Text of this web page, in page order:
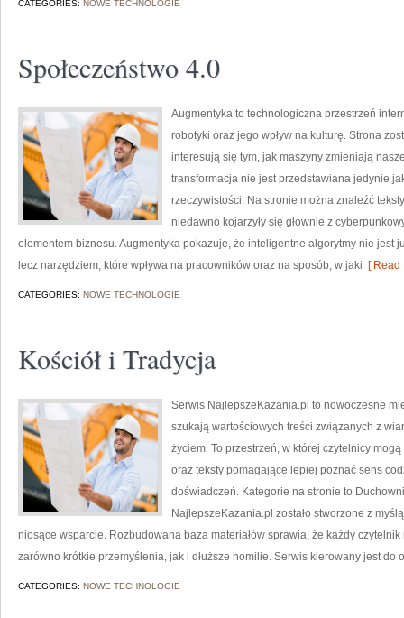
CATEGORIES: NOWE TECHNOLOGIE
Społeczeństwo 4.0
Augmentyka to technologiczna przestrzeń
robotyki oraz jego wpływ na kulturę. Strona
interesują się tym, jak maszyny zmieniają
transformacja nie jest przedstawiana jedynie
rzeczywistości. Na stronie można znaleźć
niedawno kojarzyły się głównie z
elementem biznesu. Augmentyka pokazuje, że inteligentne algorytmy nie jest
lecz narzędziem, które wpływa na pracowników oraz na sposób, w jaki [ Read
CATEGORIES: NOWE TECHNOLOGIE
Kościół i Tradycja
Serwis NajlepszeKazania.pl to nowoczesne
szukają wartościowych treści związanych z
życiem. To przestrzeń, w której czytelnicy
oraz teksty pomagające lepiej poznać sens
doświadczeń. Kategorie na stronie to
NajlepszeKazania.pl zostało stworzone z
niosące wsparcie. Rozbudowana baza materiałów sprawia, że każdy
zarówno krótkie przemyślenia, jak i dłuższe homilie. Serwis kierowany jest do
CATEGORIES: NOWE TECHNOLOGIE